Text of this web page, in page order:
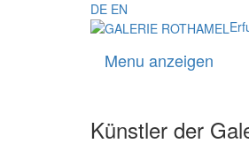
DE EN
Menu anzeigen
Künstler der